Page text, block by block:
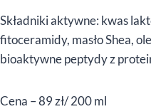
Składniki aktywne: kwas
fitoceramidy, masło Shea,
bioaktywne peptydy z
Cena – 89 zł/ 200 ml